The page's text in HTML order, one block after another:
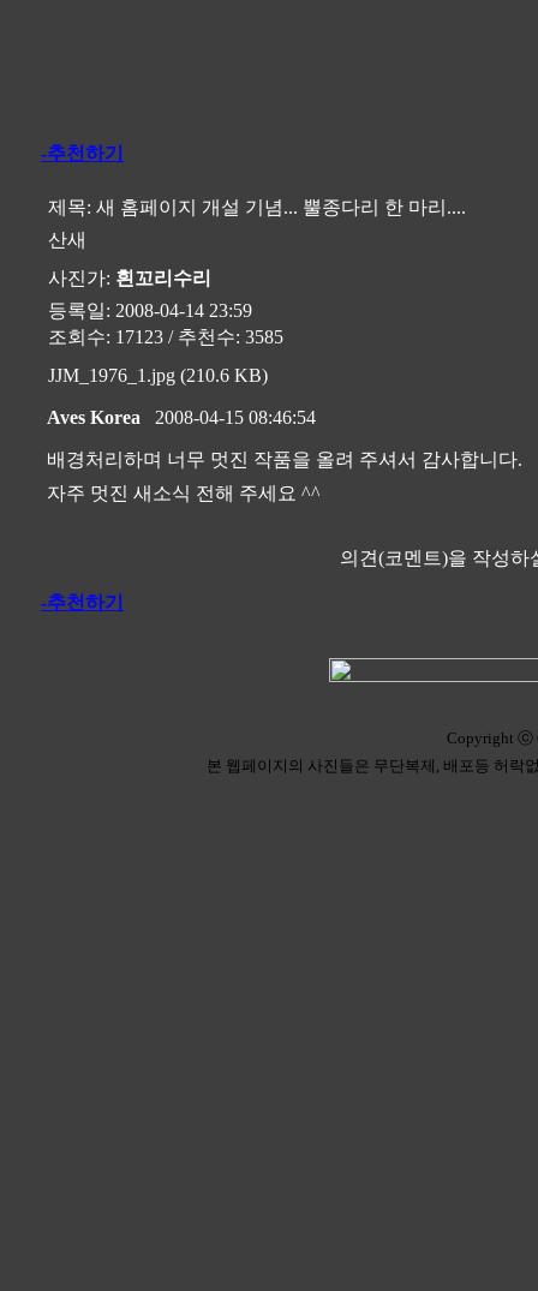
-추천하기
제목: 새 홈페이지 개설 기념... 뿔종다리 한 마리....
산새
사진가: 흰꼬리수리
등록일: 2008-04-14 23:59
조회수: 17123 / 추천수: 3585
JJM_1976_1.jpg (210.6 KB)
Aves Korea 2008-04-15 08:46:54
배경처리하며 너무 멋진 작품을 올려 주셔서 감사합니다.
자주 멋진 새소식 전해 주세요 ^^
의견(코멘트)을 작성하
-추천하기
Copyright ⓒ
본 웹페이지의 사진들은 무단복제, 배포등 허락